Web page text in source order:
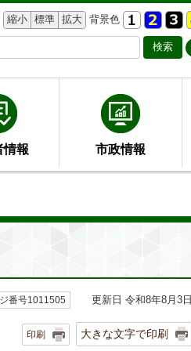
縮小 標準 拡大 背景色
情報 市政情報
番号1011505 更新日 令和8年8月3日
印刷 大きな文字で印刷